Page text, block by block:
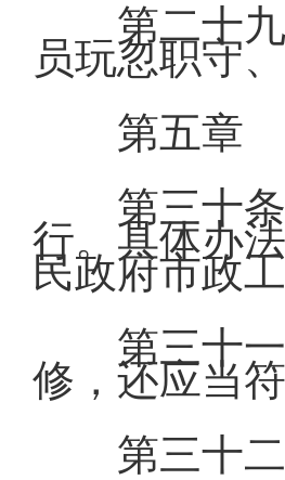
第二十
员玩忽职守
第五章
第三十
行。具体办
民政府市政
第三十
修，还应当
第三十